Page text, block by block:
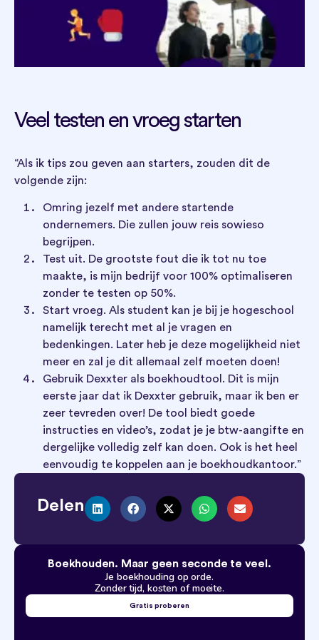
Veel testen en vroeg starten
“Als ik tips zou geven aan starters, zouden dit de
volgende zijn:
Omring jezelf met andere startende
ondernemers. Die zullen jouw reis sowieso
begrijpen.
Test uit. De grootste fout die ik tot nu toe
maakte, is mijn bedrijf voor 100% optimaliseren
zonder te testen op 50%.
Start vroeg. Als student kan je bij je hogeschool
namelijk terecht met al je vragen en
bedenkingen. Later heb je deze mogelijkheid niet
meer en zal je dit allemaal zelf moeten doen!
Gebruik Dexxter als boekhoudtool. Dit is mijn
eerste jaar dat ik Dexxter gebruik, maar ik ben er
zeer tevreden over! De tool biedt goede
instructies en video’s, zodat je je btw-aangifte en
dergelijke volledig zelf kan doen. Ook is het heel
eenvoudig te koppelen aan je boekhoudkantoor.”
Delen
Boekhouden. Maar geen seconde te veel.
Je boekhouding op orde.
Zonder tijd, kosten of moeite.
Gratis proberen